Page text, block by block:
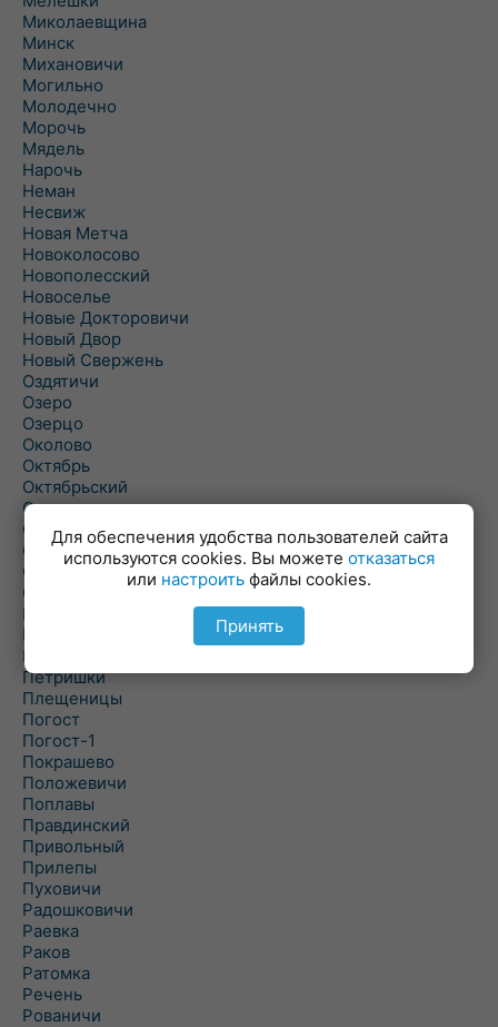
Миколаевщина
Минск
Михановичи
Могильно
Молодечно
Морочь
Мядель
Нарочь
Неман
Несвиж
Новая Метча
Новоколосово
Новополесский
Новоселье
Новые Докторовичи
Новый Двор
Новый Свержень
Оздятичи
Озеро
Озерцо
Околово
Октябрь
Октябрьский
Олехновичи
Омговичи
Оношки
Осовец
Острошицкий Городок
Пасека
Пастовичи
Першаи
Петришки
Плещеницы
Погост
Погост-1
Покрашево
Положевичи
Поплавы
Правдинский
Привольный
Прилепы
Пуховичи
Радошковичи
Раевка
Раков
Ратомка
Речень
Рованичи
Для обеспечения удобства пользователей сайта
используются cookies. Вы можете отказаться
или настроить файлы cookies.
Принять